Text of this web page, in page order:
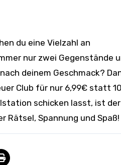
nur zwei Gegenstände
deinem Geschmack?
Club für nur 6,99€ statt
schicken lasst, ist der
Rätsel, Spannung und Spaß!